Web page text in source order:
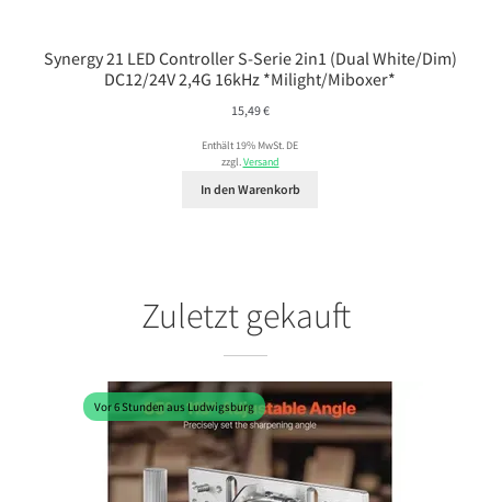
Synergy 21 LED Controller S-Serie 2in1 (Dual White/Dim)
DC12/24V 2,4G 16kHz *Milight/Miboxer*
15,49€
Enthält 19% MwSt. DE
zzgl.Versand
In den Warenkorb
Zuletzt gekauft
Vor 6 Stunden aus Ludwigsburg